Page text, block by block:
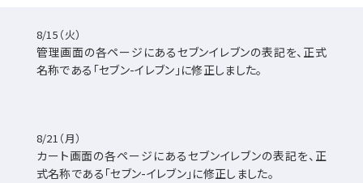
8/15（火）
管理画面の各ページにあるセブンイレブンの表記を、正式
名称である「セブン-イレブン」に修正しました。
8/21（月）
カート画面の各ページにあるセブンイレブンの表記を、正
式名称である「セブン-イレブン」に修正しました。